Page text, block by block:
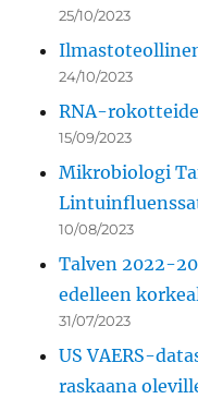
25/10/2023
24/10/2023
RNA-
15/09/2023
Mikrobiologi
10/08/2023
Talven 2022-
edelleen
31/07/2023
US VAERS-
raskaana